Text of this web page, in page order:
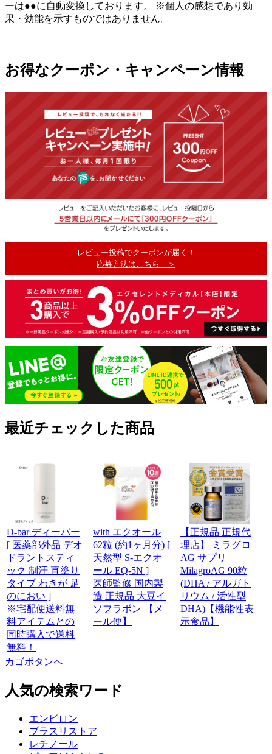
ーは●●に自動変換しております。 ※個人の感想であり効
果・効能を示すものではありません。
お得なクーポン・キャンペーン情報
レビュー投稿でクーポンが届く！
応募方法はこちら ＞
最近チェックした商品
D-bar ディーバー
[ 医薬部外品 デオ
ドラントスティ
ック 制汗 直塗り
タイプ わきが 足
のにおい ]
※宅配便送料無
料アイテムとの
同時購入で送料
無料！
with エクオール
62粒 (約1ヶ月分) [
天然型 S-エクオ
ール EQ-5N ]
医師監修 国内製
造 正規品 大豆イ
ソフラボン 【メ
ール便】
【正規品 正規代
理店】 ミラグロ
AG サプリ
MilagroAG 90粒
(DHA / アルガト
リウム / 活性型
DHA)【機能性表
示食品】
カゴボタンへ
人気の検索ワード
エンビロン
プラスリストア
レチノール